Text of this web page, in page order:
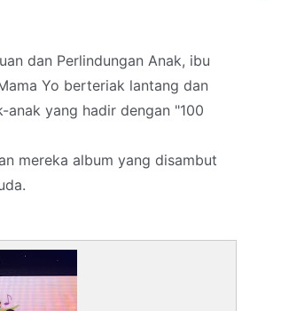
dan Perlindungan Anak, ibu
Yo berteriak lantang dan
anak yang hadir dengan "100
mereka album yang disambut